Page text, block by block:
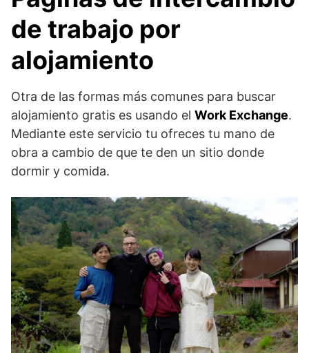
de trabajo por
alojamiento
Otra de las formas más comunes para buscar
alojamiento gratis es usando el Work Exchange.
Mediante este servicio tu ofreces tu mano de
obra a cambio de que te den un sitio donde
dormir y comida.